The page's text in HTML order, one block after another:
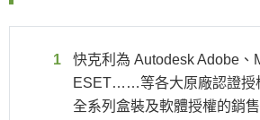
快克利為 Autodesk Adobe、
ESET……等各大原廠認證授
全系列盒裝及軟體授權的銷售